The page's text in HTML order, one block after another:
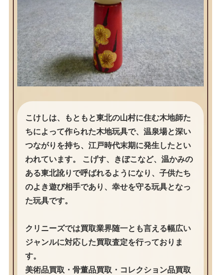
こけしは、もともと東北の山村に住む木地師た
ちによって作られた木地玩具で、温泉場と深い
つながりを持ち、江戸時代末期に発生したとい
われています。 こげす、きぼこなど、温かみの
ある東北訛りで呼ばれるようになり、子供たち
のよき遊び相手であり、幸せを守る玩具となっ
た玩具です。
クリニーズでは買取業界随一とも言える幅広い
ジャンルに対応した買取査定を行っておりま
す。
美術品買取・骨董品買取・コレクション品買取